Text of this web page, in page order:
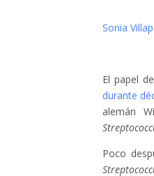
Sonia
El papel
durante
alemán
Poco